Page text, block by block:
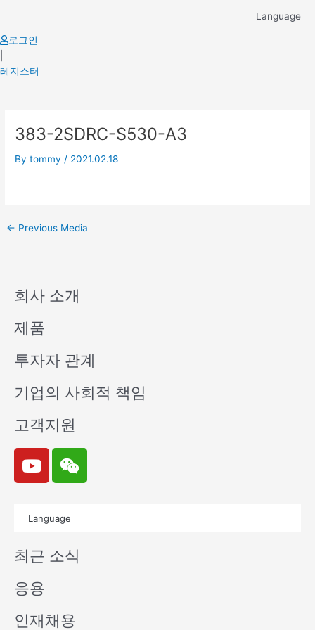
content
Language
로그인
레지스터
383-2SDRC-S530-A3
Bytommy / 2021.02.18
navigation
← Previous Media
회사 소개
제품
투자자 관계
기업의 사회적 책임
고객지원
Y
o
u
e
W
e
i
n
Language
최근 소식
응용
인재채용